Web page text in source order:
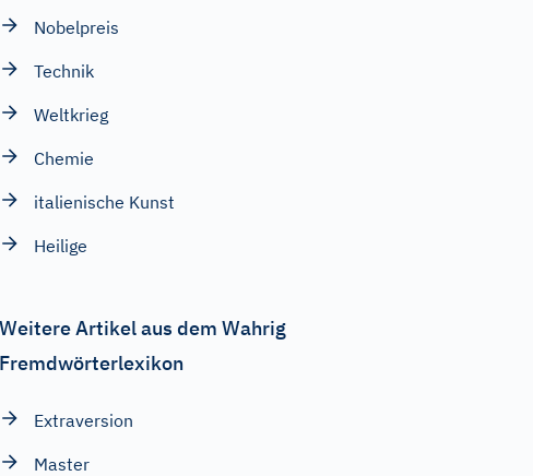
Nobelpreis
Technik
Weltkrieg
Chemie
italienische Kunst
Heilige
Weitere Artikel aus dem Wahrig
Fremdwörterlexikon
Extraversion
Master